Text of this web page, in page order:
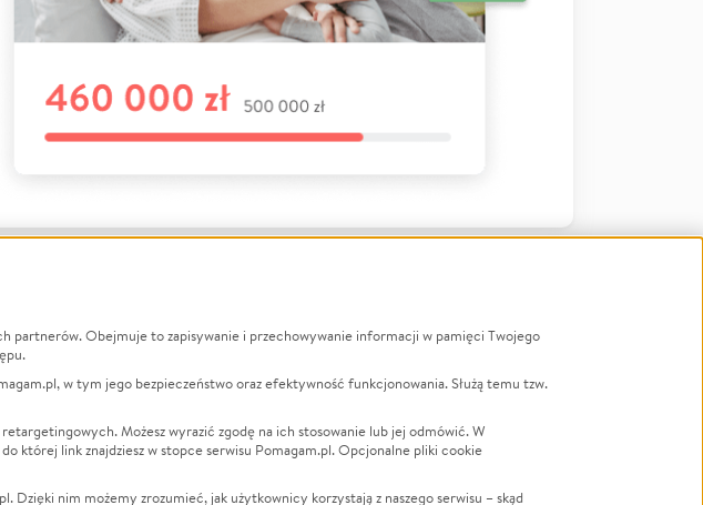
Zbieraj na
Leczenie
Zwierzęta
Pożar
LGBTQ+
Powódź
Wichura
partnerów. Obejmuje to zapisywanie i przechowywanie informacji w pamięci Twojego
w tym jego bezpieczeństwo oraz efektywność funkcjonowania. Służą temu tzw.
Możesz wyrazić zgodę na ich stosowanie lub jej odmówić. W
której link znajdziesz w stopce serwisu Pomagam.pl. Opcjonalne pliki cookie
Dzięki nim możemy zrozumieć, jak użytkownicy korzystają z naszego serwisu – skąd